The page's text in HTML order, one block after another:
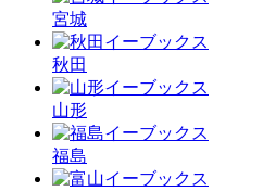
宮城
秋田
山形
福島